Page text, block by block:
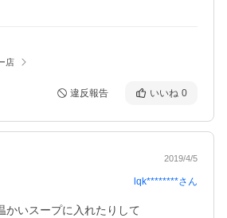
店
違反報告 いいね 0
2019/4/5
lqk********さん
かいスープに入れたりして